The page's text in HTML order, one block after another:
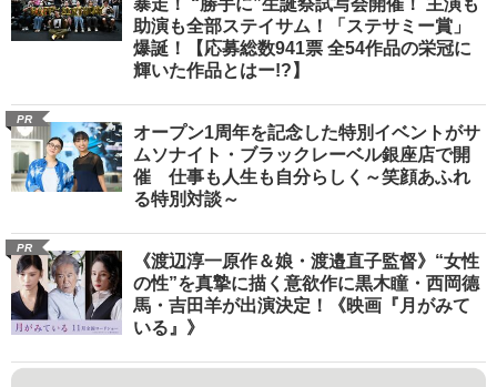
暴走！ “勝手に”生誕祭試写会開催！ 主演も
助演も全部ステイサム！「ステサミー賞」
爆誕！【応募総数941票 全54作品の栄冠に
輝いた作品とはー!?】
PR
オープン1周年を記念した特別イベントがサ
ムソナイト・ブラックレーベル銀座店で開
催 仕事も人生も自分らしく～笑顔あふれ
る特別対談～
PR
《渡辺淳一原作＆娘・渡邉直子監督》“女性
の性”を真摯に描く意欲作に黒木瞳・西岡德
馬・吉田羊が出演決定！《映画『月がみて
いる』》